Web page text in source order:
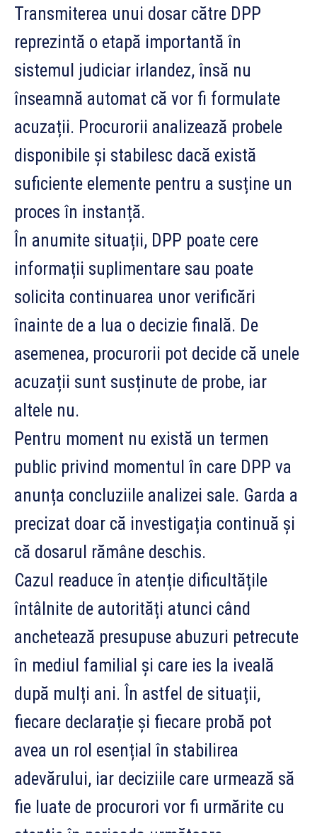
Transmiterea unui dosar către DPP
reprezintă o etapă importantă în
sistemul judiciar irlandez, însă nu
înseamnă automat că vor fi formulate
acuzații. Procurorii analizează probele
disponibile și stabilesc dacă există
suficiente elemente pentru a susține un
proces în instanță.
În anumite situații, DPP poate cere
informații suplimentare sau poate
solicita continuarea unor verificări
înainte de a lua o decizie finală. De
asemenea, procurorii pot decide că unele
acuzații sunt susținute de probe, iar
altele nu.
Pentru moment nu există un termen
public privind momentul în care DPP va
anunța concluziile analizei sale. Garda a
precizat doar că investigația continuă și
că dosarul rămâne deschis.
Cazul readuce în atenție dificultățile
întâlnite de autorități atunci când
anchetează presupuse abuzuri petrecute
în mediul familial și care ies la iveală
după mulți ani. În astfel de situații,
fiecare declarație și fiecare probă pot
avea un rol esențial în stabilirea
adevărului, iar deciziile care urmează să
fie luate de procurori vor fi urmărite cu